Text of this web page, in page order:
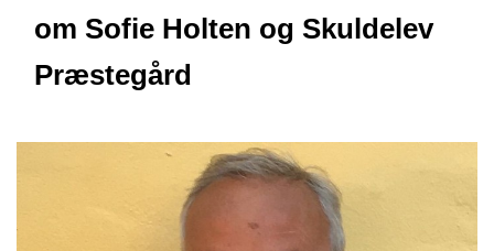
om Sofie Holten og Skuldelev
Præstegård